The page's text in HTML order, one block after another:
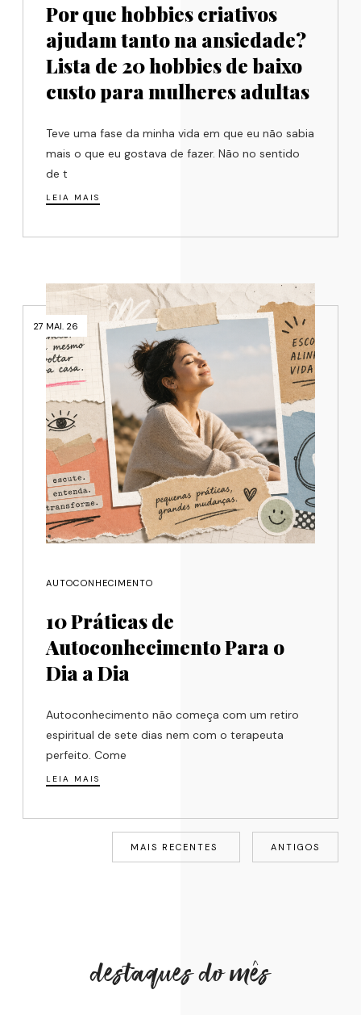
Por que hobbies criativos
ajudam tanto na ansiedade?
Lista de 20 hobbies de baixo
custo para mulheres adultas
Teve uma fase da minha vida em que eu não sabia
mais o que eu gostava de fazer. Não no sentido
de t
LEIA MAIS
27 MAI. 26
AUTOCONHECIMENTO
10 Práticas de
Autoconhecimento Para o
Dia a Dia
Autoconhecimento não começa com um retiro
espiritual de sete dias nem com o terapeuta
perfeito. Come
LEIA MAIS
MAIS RECENTES ANTIGOS
destaques do mês